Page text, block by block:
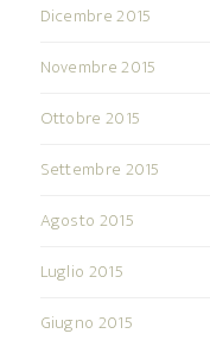
Dicembre 2015
Novembre 2015
Ottobre 2015
Settembre 2015
Agosto 2015
Luglio 2015
Giugno 2015